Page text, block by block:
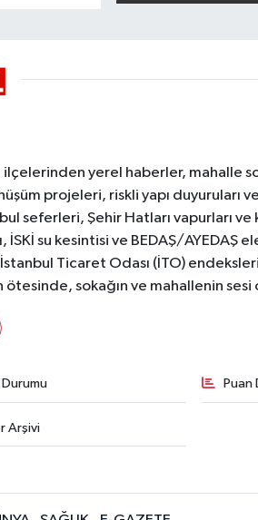
ilçelerinden yerel haberler, mahalle
projeleri, riskli yapı duyuruları
seferleri, Şehir Hatları vapurları
su kesintisi ve BEDAŞ/AYEDAŞ
Ticaret Odası (İTO)
sokağın ve mahallenin sesi
Puan
Arşivi